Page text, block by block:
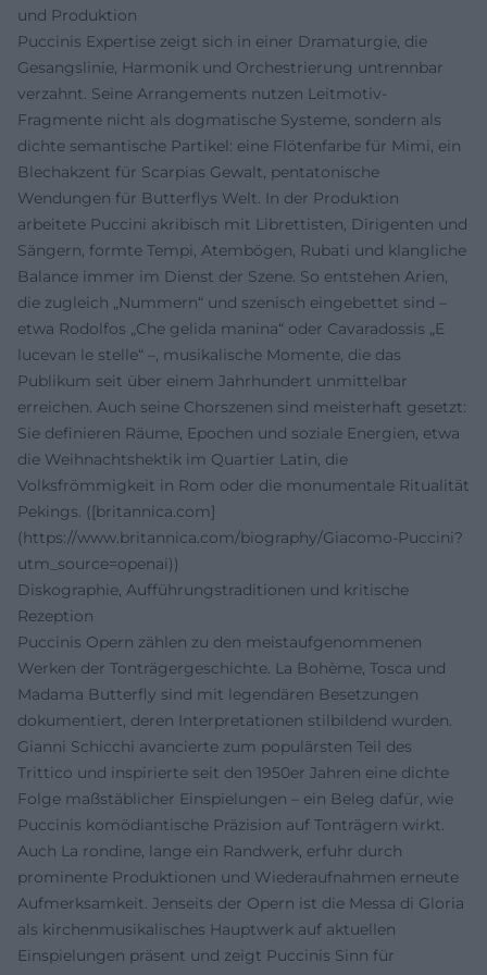
und Produktion
Puccinis Expertise zeigt sich in einer Dramaturgie, die
Gesangslinie, Harmonik und Orchestrierung untrennbar
verzahnt. Seine Arrangements nutzen Leitmotiv-
Fragmente nicht als dogmatische Systeme, sondern als
dichte semantische Partikel: eine Flötenfarbe für Mimi, ein
Blechakzent für Scarpias Gewalt, pentatonische
Wendungen für Butterflys Welt. In der Produktion
arbeitete Puccini akribisch mit Librettisten, Dirigenten und
Sängern, formte Tempi, Atembögen, Rubati und klangliche
Balance immer im Dienst der Szene. So entstehen Arien,
die zugleich „Nummern“ und szenisch eingebettet sind –
etwa Rodolfos „Che gelida manina“ oder Cavaradossis „E
lucevan le stelle“ –, musikalische Momente, die das
Publikum seit über einem Jahrhundert unmittelbar
erreichen. Auch seine Chorszenen sind meisterhaft gesetzt:
Sie definieren Räume, Epochen und soziale Energien, etwa
die Weihnachtshektik im Quartier Latin, die
Volksfrömmigkeit in Rom oder die monumentale Ritualität
Pekings. ([britannica.com]
(https://www.britannica.com/biography/Giacomo-Puccini?
utm_source=openai))
Diskographie, Aufführungstraditionen und kritische
Rezeption
Puccinis Opern zählen zu den meistaufgenommenen
Werken der Tonträgergeschichte. La Bohème, Tosca und
Madama Butterfly sind mit legendären Besetzungen
dokumentiert, deren Interpretationen stilbildend wurden.
Gianni Schicchi avancierte zum populärsten Teil des
Trittico und inspirierte seit den 1950er Jahren eine dichte
Folge maßstäblicher Einspielungen – ein Beleg dafür, wie
Puccinis komödiantische Präzision auf Tonträgern wirkt.
Auch La rondine, lange ein Randwerk, erfuhr durch
prominente Produktionen und Wiederaufnahmen erneute
Aufmerksamkeit. Jenseits der Opern ist die Messa di Gloria
als kirchenmusikalisches Hauptwerk auf aktuellen
Einspielungen präsent und zeigt Puccinis Sinn für